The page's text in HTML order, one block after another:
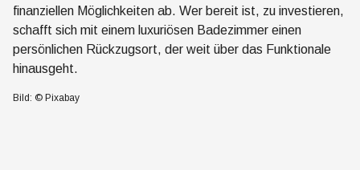
finanziellen Möglichkeiten ab. Wer bereit ist, zu investieren,
schafft sich mit einem luxuriösen Badezimmer einen
persönlichen Rückzugsort, der weit über das Funktionale
hinausgeht.
Bild: © Pixabay